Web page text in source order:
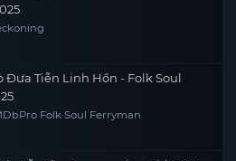
Đưa Tiễn Linh Hồn - Folk Soul
Cast & crew IMDbPro Folk Soul Ferryman